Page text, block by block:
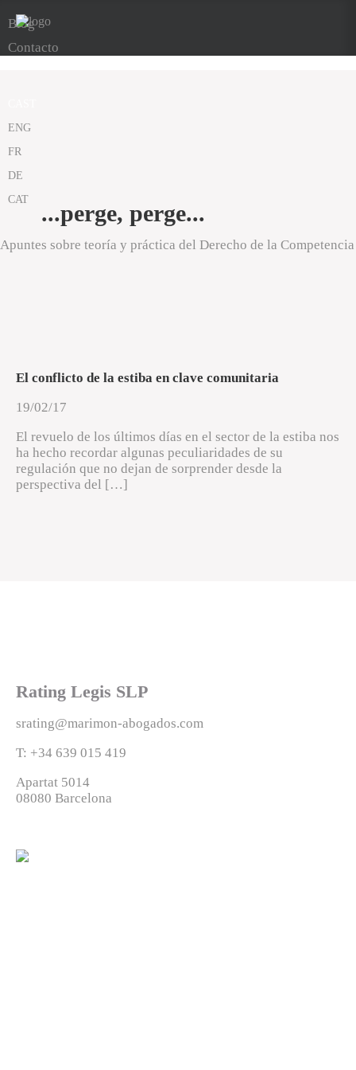
Blog
Contacto
ENG
FR
DE
CAT
...perge, perge...
Apuntes sobre teoría y práctica del Derecho de la Competencia
El conflicto de la estiba en clave comunitaria
19/02/17
El revuelo de los últimos días en el sector de la estiba nos
ha hecho recordar algunas peculiaridades de su
regulación que no dejan de sorprender desde la
perspectiva del […]
Rating Legis SLP
srating@marimon-abogados.com
T: +34 639 015 419
Apartat 5014
08080 Barcelona